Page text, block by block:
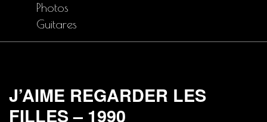
Photos
Guitares
J’AIME REGARDER LES
FILLES – 1990